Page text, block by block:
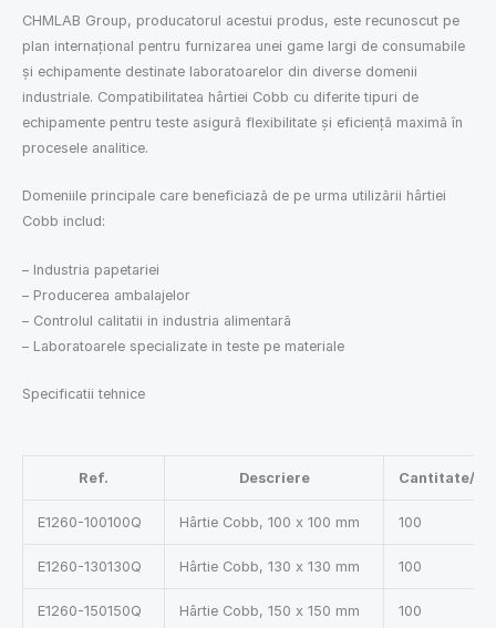
CHMLAB Group, producatorul acestui produs, este recunoscut pe
plan internaţional pentru furnizarea unei game largi de consumabile
şi echipamente destinate laboratoarelor din diverse domenii
industriale. Compatibilitatea hârtiei Cobb cu diferite tipuri de
echipamente pentru teste asigurã flexibilitate şi eficienţã maximã în
procesele analitice.
Domeniile principale care beneficiazã de pe urma utilizãrii hârtiei
Cobb includ:
– Industria papetariei
– Producerea ambalajelor
– Controlul calitatii in industria alimentarã
– Laboratoarele specializate in teste pe materiale
Specificatii tehnice
Ref. Descriere Cantitate/
E1260-100100Q Hârtie Cobb, 100 x 100 mm 100
E1260-130130Q Hârtie Cobb, 130 x 130 mm 100
E1260-150150Q Hârtie Cobb, 150 x 150 mm 100